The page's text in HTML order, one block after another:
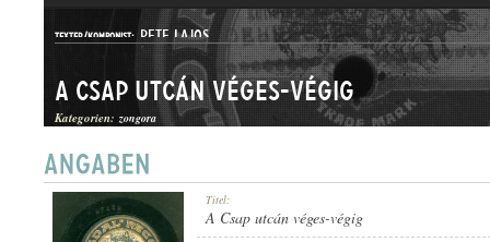
TEXTER/KOMPONIST: PETE LAJOS
HALLGATÓ
A Csap utcán véges-végig
Kategorien: zongora
Titel:
A Csap utcán véges-végig